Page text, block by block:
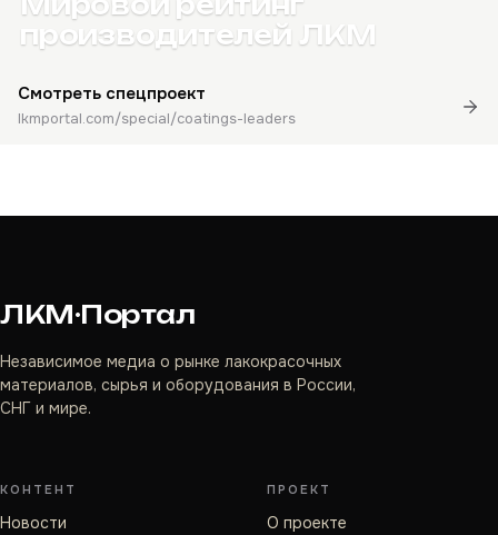
производителей ЛКМ
Смотреть спецпроект
lkmportal.com/special/coatings-leaders
ЛКМ·Портал
Независимое медиа о рынке лакокрасочных
материалов, сырья и оборудования в России,
СНГ и мире.
КОНТЕНТ
Новости
ПРОЕКТ
О проекте